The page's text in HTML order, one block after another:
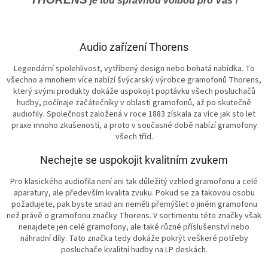
Audio zařízení Thorens
Legendární spolehlivost, vytříbený design nebo bohatá nabídka. To
všechno a mnohem více nabízí švýcarský výrobce gramofonů Thorens,
který svými produkty dokáže uspokojit poptávku všech posluchačů
hudby, počínaje začátečníky v oblasti gramofonů, až po skutečně
audiofily. Společnost založená v roce 1883 získala za více jak sto let
praxe mnoho zkušeností, a proto v současné době nabízí gramofony
všech tříd.
Nechejte se uspokojit kvalitním zvukem
Pro klasického audiofila není ani tak důležitý vzhled gramofonu a celé
aparatury, ale především kvalita zvuku. Pokud se za takovou osobu
požadujete, pak byste snad ani neměli přemýšlet o jiném gramofonu
než právě o gramofonu značky Thorens. V sortimentu této značky však
nenajdete jen celé gramofony, ale také různé příslušenství nebo
náhradní díly. Tato značka tedy dokáže pokrýt veškeré potřeby
posluchače kvalitní hudby na LP deskách.